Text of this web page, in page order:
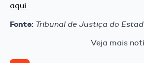
aqui.
Fonte: Tribunal de Justiça do
Veja mais